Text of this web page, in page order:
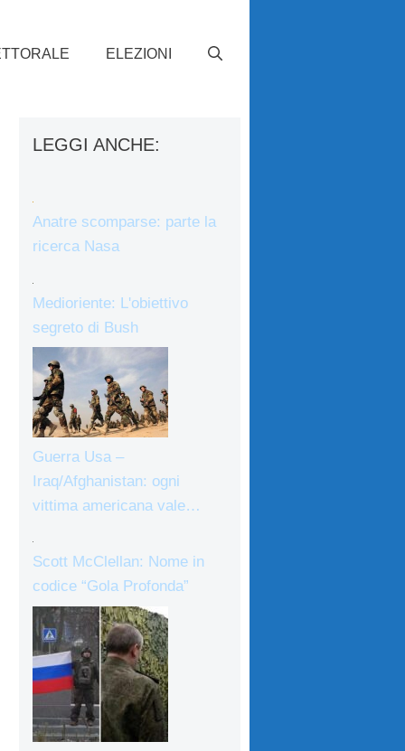
ELEZIONI
LEGGI ANCHE:
Anatre scomparse: parte la
ricerca Nasa
Medioriente: L'obiettivo
segreto di Bush
Guerra Usa –
Iraq/Afghanistan: ogni
vittima americana vale…
Scott McClellan: Nome in
codice “Gola Profonda”